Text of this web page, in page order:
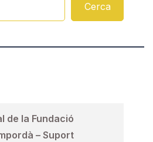
Cerca
de la Fundació
– Suport